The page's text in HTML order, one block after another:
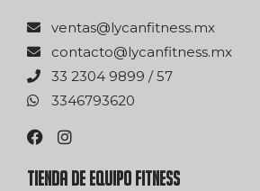
xm.ssentifnacyl@satnev
xm.ssentifnacyl@otcatnoc
75 / 9989 4032 33
0263976433
TIENDA DE EQUIPO FITNESS